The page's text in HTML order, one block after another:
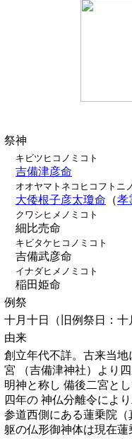
祭神
キビツヒコノミコト
吉備津彦命
オオヤマトネコヒコフトニ
大倭根子彦太瓊命 （孝
クワシヒメノミコト
細比売命
キビタケヒコノミコト
吉備武彦命
イナダヒメノミコト
稲田姫命
例祭
十月十日（旧例祭日：十
由来
創立年代不詳。古来当地
宮 （吉備津神社）より
明神と称し 備後二宮と
四年の 神仏分離令によ
参道西側にある蓮乗院
躯の仏形御神体は現在蓮